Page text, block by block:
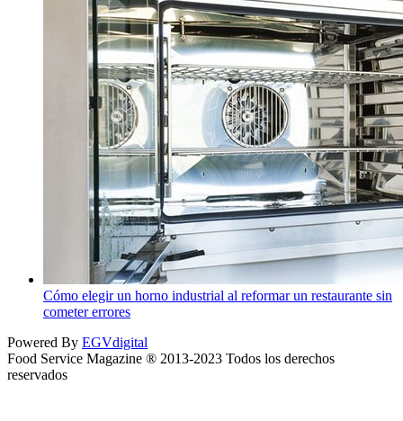
Cómo elegir un horno industrial al reformar un restaurante sin
cometer errores
Powered By EGVdigital
Food Service Magazine ® 2013-2023 Todos los derechos
reservados